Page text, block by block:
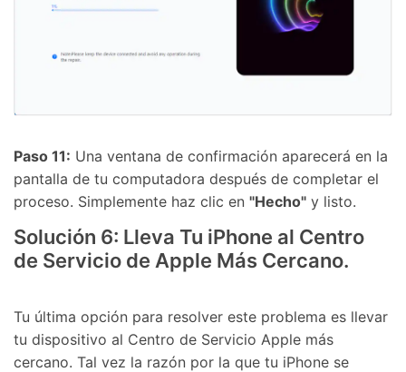
Paso 11: Una ventana de confirmación aparecerá en la
pantalla de tu computadora después de completar el
proceso. Simplemente haz clic en "Hecho" y listo.
Solución 6: Lleva Tu iPhone al Centro
de Servicio de Apple Más Cercano.
Tu última opción para resolver este problema es llevar
tu dispositivo al Centro de Servicio Apple más
cercano. Tal vez la razón por la que tu iPhone se